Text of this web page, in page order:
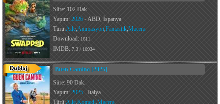
Süre: 102 Dak.
Yapım: 2026 - ABD, İspanya
Türü:Aile,Animasyon,Fantastik,Macera
Download: 1611
IMDB: 7.3 / 10934
Buen Camino [2025]
Süre: 90 Dak.
Yapım: 2025 - İtalya
Türü:Aile,Komedi,Macera